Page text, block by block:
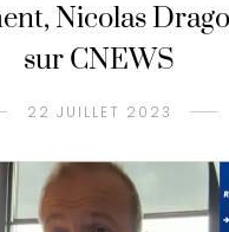
Nicolas
sur CNEWS
22 JUILLET 2023